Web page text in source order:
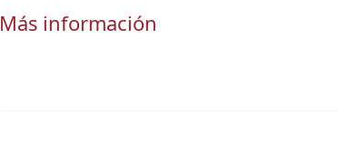
Más información